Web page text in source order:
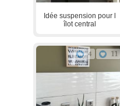
Idée suspension pour l
îlot central
4 11